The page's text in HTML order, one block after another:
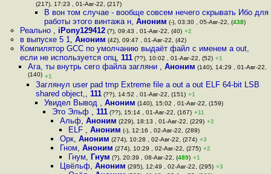
(217), 17:23 , 01-Авг-22, (217)
В вон том случае - вообще совсем нечего скрывать Ибо для
работы этого винтажа н, Аноним (-), 03:30 , 05-Авг-22, (438)
Реально , iPony129412(?), 09:43 , 01-Авг-22, (40) +2
в выпуске 5 1, Аноним (42), 09:47 , 01-Авг-22, (42)
Компилятор GCC по умолчанию выдаёт файл с именем a out,
если не используется опц, 111(??), 10:02 , 01-Авг-22, (52) +1
Ага, ты внутрь сего файла загляни , Аноним (140), 14:29 , 01-Авг-22,
(140) +1
Заглянул user pad tmp Extreme file a out a out ELF 64-bit LSB
shared object,,111 (??), 14:52 , 01-Авг-22, (151) +1
Увидел Вывод , Аноним (140), 15:02 , 01-Авг-22, (159)
Это Эльф , 111(??), 15:14 , 01-Авг-22, (167) +11
Альф,Аноним (229), 18:13 , 01-Авг-22, (229) +2
ELF , Аноним (-), 12:16 , 02-Авг-22, (289)
Орк,Аноним (274), 10:28 , 02-Авг-22, (274) +3
Гном,Аноним (274), 10:29 , 02-Авг-22, (275) +2
Гнум, Гнум (?), 20:39 , 08-Авг-22, (489) +1
Цвёльф,Аноним (295), 12:49 , 02-Авг-22, (295) +3